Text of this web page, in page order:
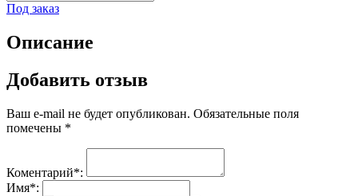
Под заказ
Описание
Добавить отзыв
Ваш e-mail не будет опубликован. Обязательные поля
помечены *
Коментарий*:
Имя*: